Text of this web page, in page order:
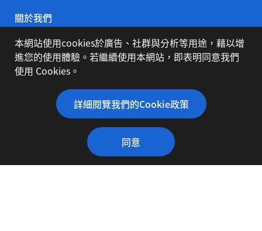
關於我們
公司簡介
代理品牌
本網站使用cookies於廣告、社群與分析等用途，藉以增
進您的使用體驗。若繼續使用本網站，即表明同意我們
使用 Cookies。
詳細閱覽我們的Cookie政策
同意